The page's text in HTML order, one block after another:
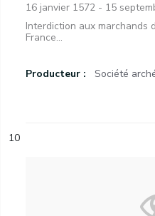
16 janvier 1572 - 15
Interdiction aux marchands
France...
Producteur : Société
10